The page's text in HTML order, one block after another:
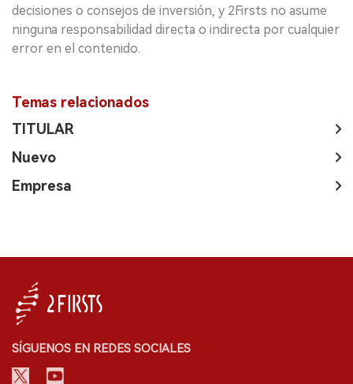
decisiones o consejos de inversión, y 2Firsts no asume
ninguna responsabilidad directa o indirecta por cualquier
error en el contenido.
Temas relacionados
TITULAR
Nuevo
Empresa
SÍGUENOS EN REDES SOCIALES